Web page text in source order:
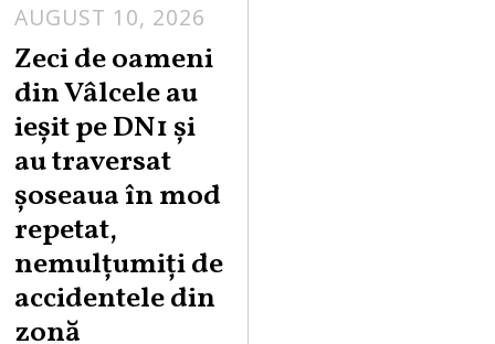
AUGUST 10, 2026
U
G
1
,
0
Zeci de oameni
din Vâlcele au
ieșit pe DN1 și
au traversat
șoseaua în mod
repetat,
nemulțumiți de
accidentele din
zonă